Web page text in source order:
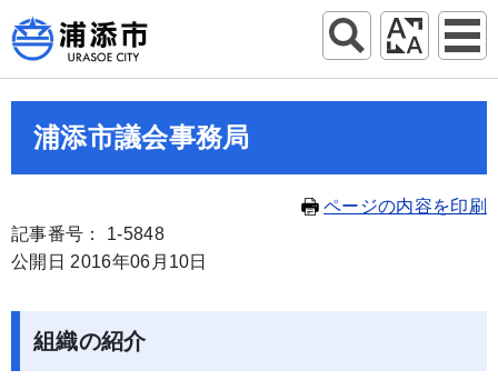
浦添市議会事務局
ページの内容を印刷
記事番号： 1-5848
公開日 2016年06月10日
組織の紹介